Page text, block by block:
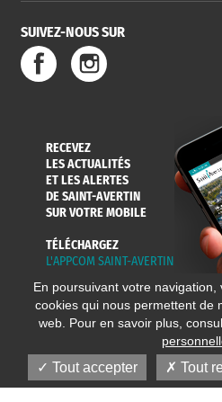
SUIVEZ-NOUS SUR
RECEVEZ
LES ACTUALITÉS
ET LES ALERTES
DE SAINT-AVERTIN
SUR VOTRE MOBILE
TÉLÉCHARGEZ
L'APPCOM SAINT-AVERTIN
En poursuivant votre
cookies qui nous permettent de
web. Pour en savoir plus,
Tout accepter Tout